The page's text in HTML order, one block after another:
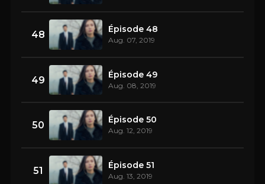
48 Épisode 48
Aug. 07, 2019
49 Épisode 49
Aug. 08, 2019
50 Épisode 50
Aug. 12, 2019
51 Épisode 51
Aug. 13, 2019